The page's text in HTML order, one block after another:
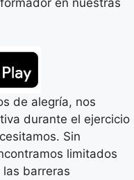
de alegría, nos
durante el ejercicio
Sin
limitados
barreras